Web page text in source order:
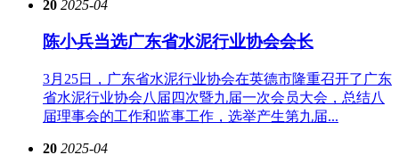
20 2025-04
陈小兵当选广东省水泥行业协会会长
3月25日，广东省水泥行业协会在英德市隆重召开了广东
省水泥行业协会八届四次暨九届一次会员大会，总结八
届理事会的工作和监事工作，选举产生第九届...
20 2025-04